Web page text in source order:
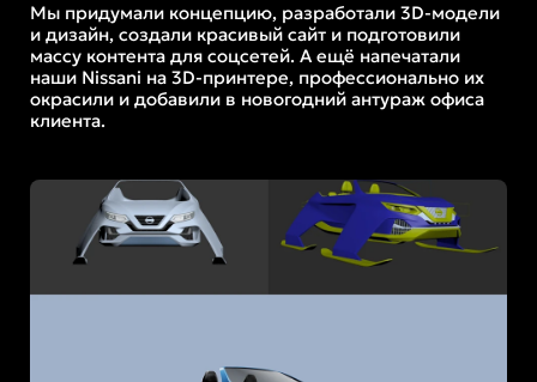
Мы придумали концепцию, разработали 3D-модели
и дизайн, создали красивый сайт и подготовили
массу контента для соцсетей. А ещё напечатали
наши Nissani на 3D-принтере, профессионально их
окрасили и добавили в новогодний антураж офиса
клиента.